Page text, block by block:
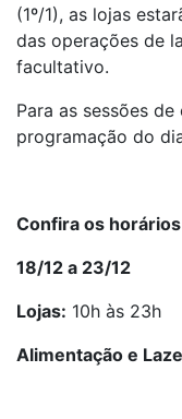
(1º/1), as lojas
das operações de
facultativo.
Para as sessões
programação do
Confira os
18/12 a 23/12
Lojas: 10h às 23h
Alimentação e